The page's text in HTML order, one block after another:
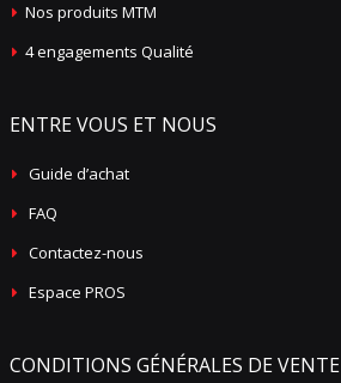
Nos produits MTM
4 engagements Qualité
ENTRE VOUS ET NOUS
Guide d’achat
FAQ
Contactez-nous
Espace PROS
CONDITIONS GÉNÉRALES DE VENTE